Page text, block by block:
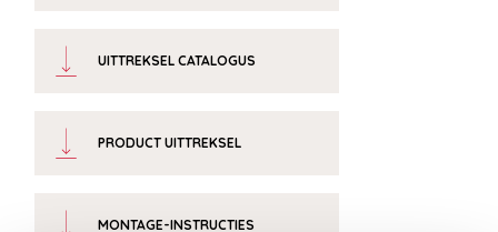
UITTREKSEL CATALOGUS
PRODUCT UITTREKSEL
MONTAGE-INSTRUCTIES